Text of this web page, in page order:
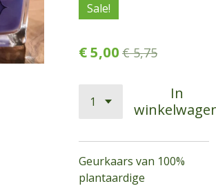
Sale!
€ 5,00 € 5,75
In
Geurkaars van 100%
plantaardige